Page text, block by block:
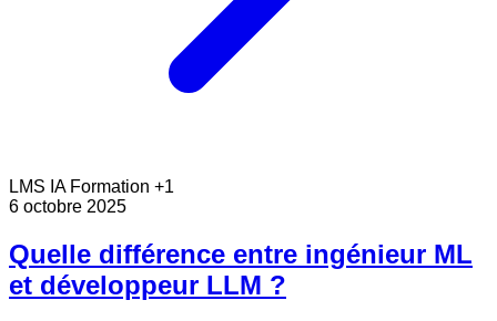
LMS IA Formation +1
6 octobre 2025
Quelle différence entre ingénieur ML
et développeur LLM ?